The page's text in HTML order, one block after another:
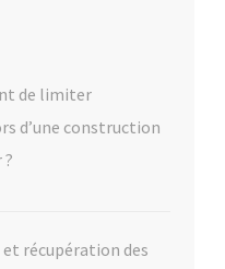
de limiter
d’une construction
récupération des